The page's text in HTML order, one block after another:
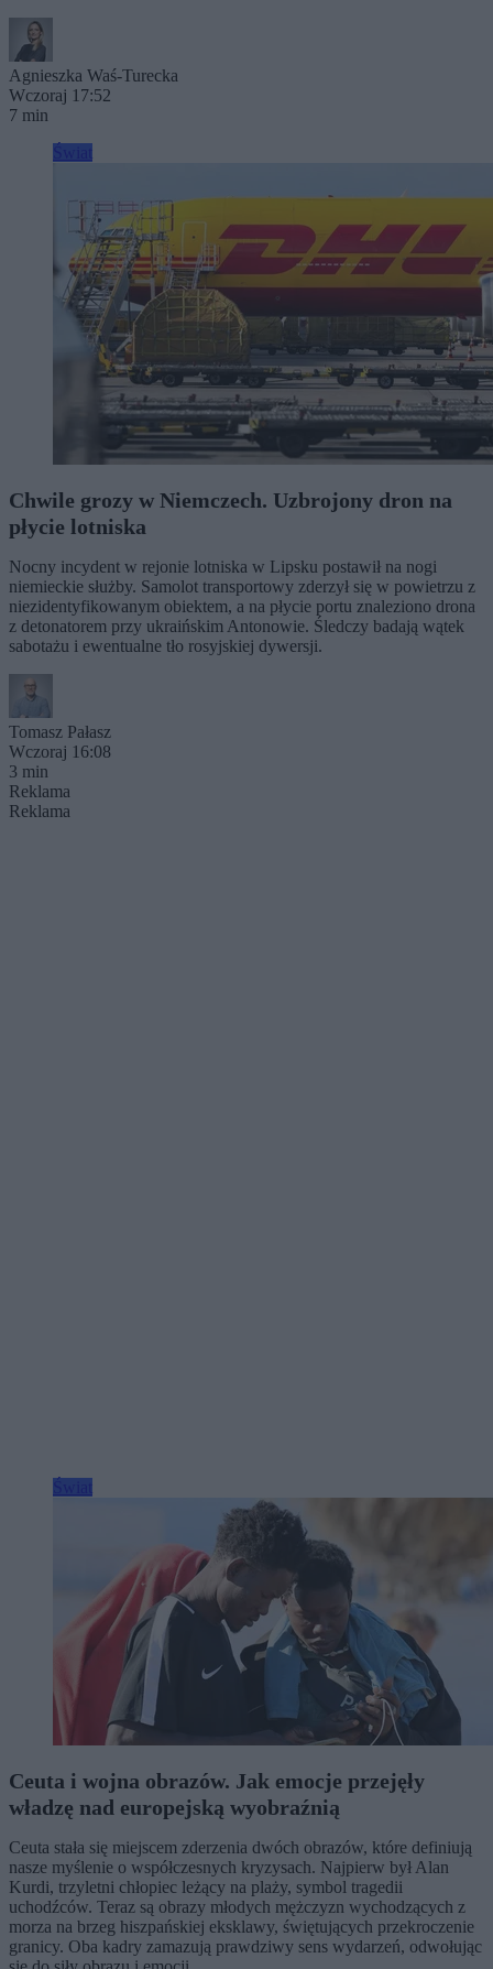
Agnieszka Waś-Turecka
Wczoraj 17:52
7 min
Chwile grozy w Niemczech. Uzbrojony dron na
płycie lotniska
Nocny incydent w rejonie lotniska w Lipsku postawił na nogi
niemieckie służby. Samolot transportowy zderzył się w powietrzu z
niezidentyfikowanym obiektem, a na płycie portu znaleziono drona
z detonatorem przy ukraińskim Antonowie. Śledczy badają wątek
sabotażu i ewentualne tło rosyjskiej dywersji.
Tomasz Pałasz
Wczoraj 16:08
3 min
Reklama
Reklama
Ceuta i wojna obrazów. Jak emocje przejęły
władzę nad europejską wyobraźnią
Ceuta stała się miejscem zderzenia dwóch obrazów, które definiują
nasze myślenie o współczesnych kryzysach. Najpierw był Alan
Kurdi, trzyletni chłopiec leżący na plaży, symbol tragedii
uchodźców. Teraz są obrazy młodych mężczyzn wychodzących z
morza na brzeg hiszpańskiej eksklawy, świętujących przekroczenie
granicy. Oba kadry zamazują prawdziwy sens wydarzeń, odwołując